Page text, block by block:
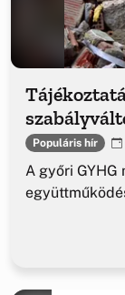
Populáris hír
A győri GYHG